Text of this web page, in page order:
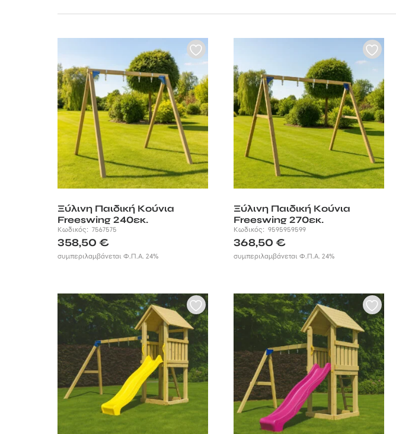
Ξύλινη Παιδική Κούνια
Freeswing 240εκ.
Κωδικός: 7567575
358,50 €
συμπεριλαμβάνεται Φ.Π.Α. 24%
Ξύλινη Παιδική Κούνια
Freeswing 270εκ.
Κωδικός:9595959599
368,50€
συμπεριλαμβάνεται Φ.Π.Α. 24%